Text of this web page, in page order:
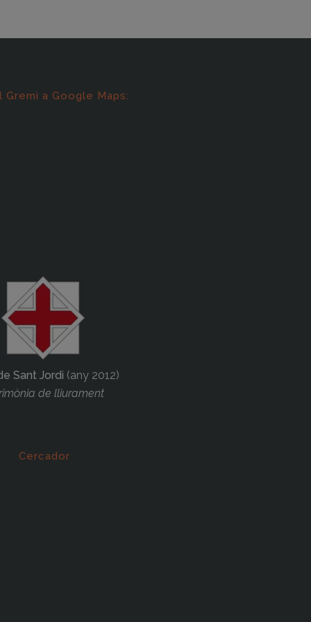
Gremi a Google Maps:
Sant Jordi (any 2012)
de lliurament
Cercador